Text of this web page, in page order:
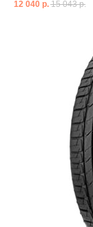
12 040 р. 15 043 р.